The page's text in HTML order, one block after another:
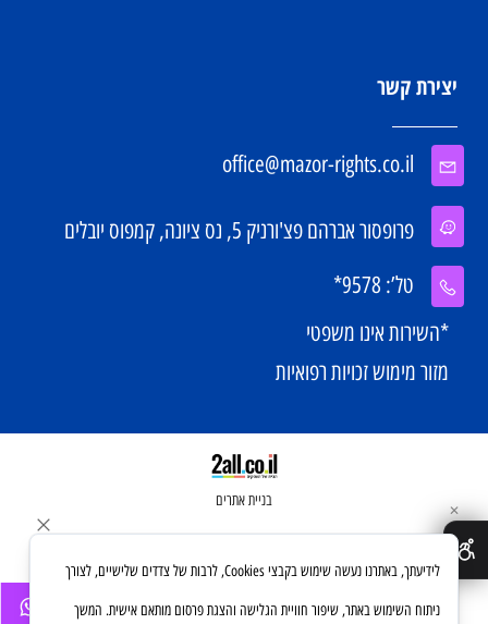
יצירת קשר
office@mazor-rights.co.il
פרופסור אברהם פצ'ורניק 5, נס ציונה, קמפוס יובלים
טל’: 9578*
*השירות אינו משפטי
מזור מימוש זכויות רפואיות
בניית אתרים
✕
לידיעתך, באתרנו נעשה שימוש בקבצי Cookies, לרבות של צדדים שלישיים, לצורך
ניתוח השימוש באתר, שיפור חוויית הגלישה והצגת פרסום מותאם אישית. המשך